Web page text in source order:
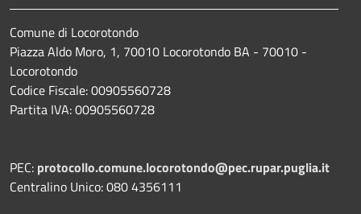
Comune di Locorotondo
Piazza Aldo Moro, 1, 70010 Locorotondo BA - 70010 -
Locorotondo
Codice Fiscale: 00905560728
Partita IVA: 00905560728
PEC: protocollo.comune.locorotondo@pec.rupar.puglia.it
Centralino Unico: 080 4356111